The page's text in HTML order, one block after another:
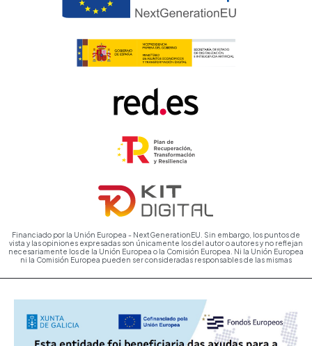
Financiado por la Unión Europea - NextGenerationEU. Sin embargo, los puntos de
vista y las opiniones expresadas son únicamente los del autor o autores y no reflejan
necesariamente los de la Unión Europea o la Comisión Europea. Ni la Unión Europea
ni la Comisión Europea pueden ser consideradas responsables de las mismas